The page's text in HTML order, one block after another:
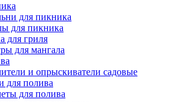
для пикника
для пикника
для гриля
для мангала
и опрыскиватели садовые
для полива
для полива